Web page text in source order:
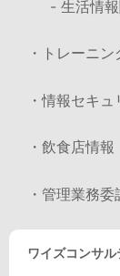
- 生活情
・トレーニン
・情報セキュ
・飲食店情報
・管理業務委
ワイズコンサ